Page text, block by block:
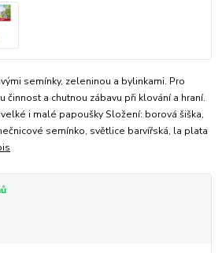
semínky, zeleninou a bylinkami. Pro
a chutnou zábavu při klování a hraní.
i malé papoušky Složení: borová šiška,
semínko, světlice barvířská, la plata